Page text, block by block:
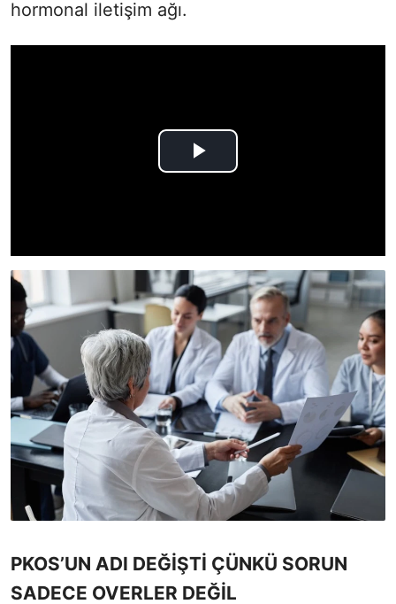
hormonal iletişim ağı.
PKOS’UN ADI DEĞİŞTİ ÇÜNKÜ SORUN
SADECE OVERLER DEĞİL